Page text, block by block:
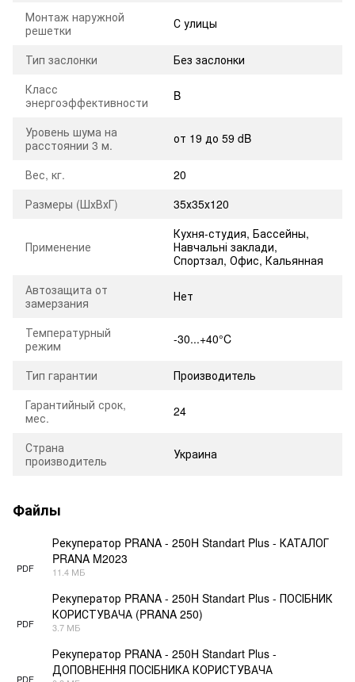
Монтаж наружной
решетки
С улицы
Тип заслонки
Без заслонки
Класс
энергоэффективности
B
Уровень шума на
расстоянии 3 м.
от 19 до 59 dB
Вес, кг.
20
Размеры (ШхВхГ)
35х35х120
Применение
Кухня-студия, Бассейны,
Навчальні заклади,
Спортзал, Офис, Кальянная
Автозащита от
замерзания
Нет
Температурный
режим
-30...+40°C
Тип гарантии
Производитель
Гарантийный срок,
мес.
24
Страна
производитель
Украина
Файлы
PDF
Рекуператор PRANA - 250H Standart Plus - КАТАЛОГ
PRANA M2023
11.4 МБ
PDF
Рекуператор PRANA - 250H Standart Plus - ПОСІБНИК
КОРИСТУВАЧА (PRANA 250)
3.7 МБ
PDF
Рекуператор PRANA - 250H Standart Plus -
ДОПОВНЕННЯ ПОСІБНИКА КОРИСТУВАЧА